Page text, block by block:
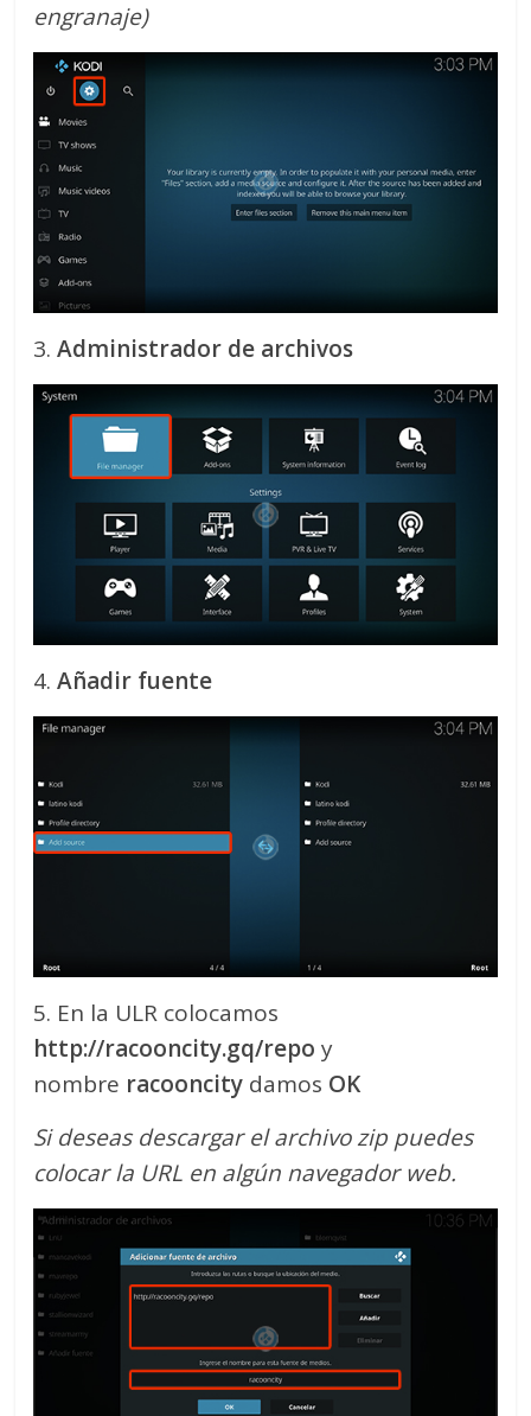
engranaje)
3.Administrador de archivos
4.Añadir fuente
5. En la ULR colocamos
http://racooncity.gq/repo y
nombre racooncity damos OK
Si deseas descargar el archivo zip puedes
colocar la URL en algún navegador web.